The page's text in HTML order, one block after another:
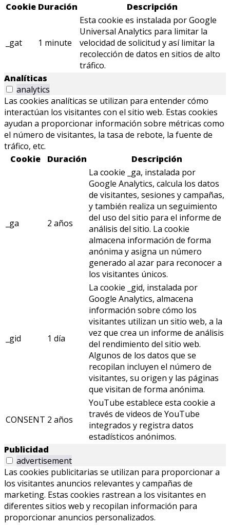
Cookie Duración Descripción
_gat 1 minute
Esta cookie es instalada por Google
Universal Analytics para limitar la
velocidad de solicitud y así limitar la
recolección de datos en sitios de alto
tráfico.
Analíticas
analytics
Las cookies analíticas se utilizan para entender cómo
interactúan los visitantes con el sitio web. Estas cookies
ayudan a proporcionar información sobre métricas como
el número de visitantes, la tasa de rebote, la fuente de
tráfico, etc.
Cookie
Duración Descripción
_ga 2 años
La cookie _ga, instalada por
Google Analytics, calcula los datos
de visitantes, sesiones y campañas,
y también realiza un seguimiento
del uso del sitio para el informe de
análisis del sitio. La cookie
almacena información de forma
anónima y asigna un número
generado al azar para reconocer a
los visitantes únicos.
_gid 1 día
La cookie _gid, instalada por
Google Analytics, almacena
información sobre cómo los
visitantes utilizan un sitio web, a la
vez que crea un informe de análisis
del rendimiento del sitio web.
Algunos de los datos que se
recopilan incluyen el número de
visitantes, su origen y las páginas
que visitan de forma anónima.
CONSENT 2 años
YouTube establece esta cookie a
través de videos de YouTube
integrados y registra datos
estadísticos anónimos.
Publicidad
advertisement
Las cookies publicitarias se utilizan para proporcionar a
los visitantes anuncios relevantes y campañas de
marketing. Estas cookies rastrean a los visitantes en
diferentes sitios web y recopilan información para
proporcionar anuncios personalizados.